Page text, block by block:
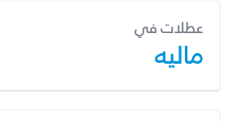
عطلات في
ماليه